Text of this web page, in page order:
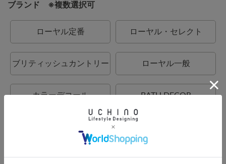
ブランド ※複数選択可
ローヤル定番 ローヤル・セレクト
ブリティッシュカントリー ローヤル一般
カラーデコール BATH DECOR
UCHINO TOUCH UCHINO×mucava